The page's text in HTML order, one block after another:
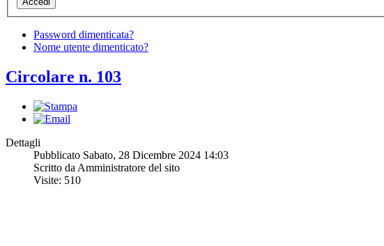
Password dimenticata?
Nome utente dimenticato?
Circolare n. 103
Dettagli
Pubblicato Sabato, 28 Dicembre 2024 14:03
Scritto da Amministratore del sito
Visite: 510